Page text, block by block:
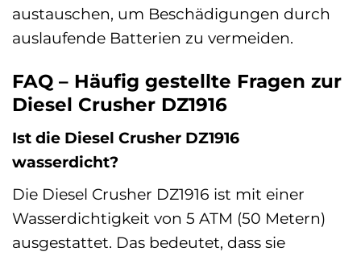
austauschen, um Beschädigungen durch
auslaufende Batterien zu vermeiden.
FAQ – Häufig gestellte Fragen zur
Diesel Crusher DZ1916
Ist die Diesel Crusher DZ1916
wasserdicht?
Die Diesel Crusher DZ1916 ist mit einer
Wasserdichtigkeit von 5 ATM (50 Metern)
ausgestattet. Das bedeutet, dass sie